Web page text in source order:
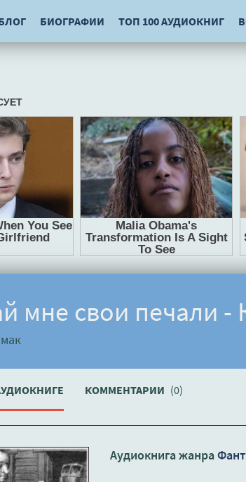
БИОГРАФИИ ТОП 100 АУДИОКНИГ
мне свои печали
КОММЕНТАРИИ (0)
Аудиокнига жанра